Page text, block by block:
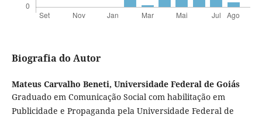
Biografia do Autor
Mateus Carvalho Beneti, Universidade Federal de Goiás
Graduado em Comunicação Social com habilitação em
Publicidade e Propaganda pela Universidade Federal de